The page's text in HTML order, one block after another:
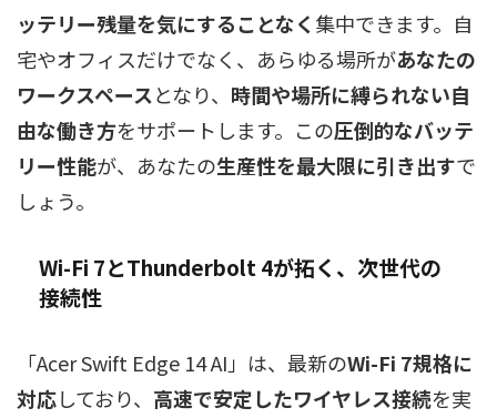
ッテリー残量を気にすることなく 集中できます。自
宅やオフィスだけでなく、あらゆる場所があなたの
ワークスペースとなり、 時間や場所に縛られない自
由な働き方をサポートします。この圧倒的なバッテ
リー性能が、あなたの生産性を最大限に引き出すで
しょう。
Wi-Fi 7とThunderbolt 4が拓く、次世代の
接続性
「Acer Swift Edge 14 AI」は、最新のWi-Fi 7規格に
対応しており、 高速で安定したワイヤレス接続を実